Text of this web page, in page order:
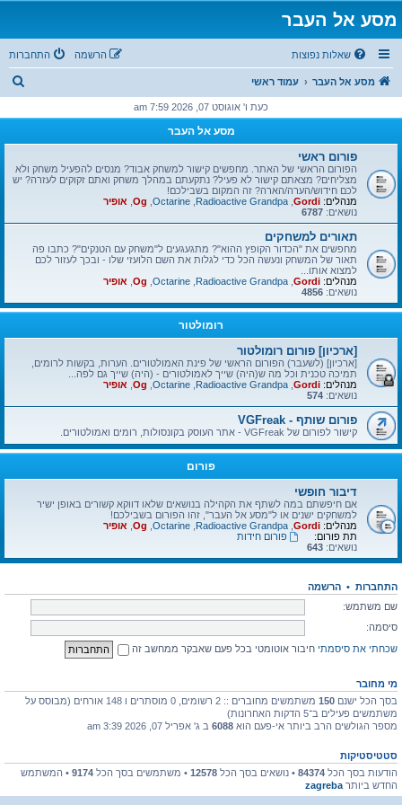
מסע אל העבר
שאלות נפוצות התחברות הרשמה
מסע אל העבר עמוד ראשי
ו
כעת ו' אוגוסט 07, 2026 7:59 am
מסע אל העבר
פורום ראשי
הפורום הראשי של האתר. מחפשים קישור למשחק אבוד? מנסים להפעיל משחק ולא
מצליחים? מצאתם קישור לא פעיל? נתקעתם במהלך משחק ואתם זקוקים לעזרה? יש
לכם חידוש/הערה/הארה? זה המקום בשבילכם!
מנהלים: Gordi
Radioactive Grandpa
Octarine
Og אופיר
נושאים: 6787
תאורים למשחקים
מחפשים את "הכדור הקופץ ההוא"? מתגעגעים ל"משחק עם הטנקים"? כתבו פה
תאור של המשחק ונעשה הכל כדי לגלות את השם הלועזי שלו - ובכך לעזור לכם
למצוא אותו...
מנהלים: Gordi
Radioactive Grandpa
Octarine
Og אופיר
נושאים: 4856
רומולטור
[ארכיון] פורום רומולטור
[ארכיון] (לשעבר) הפורום הראשי של פינת האמולטורים. הערות, בקשות לרומים,
תמיכה טכנית וכל מה ש(היה) שייך לאמולטורים - (היה) שייך גם לפה...
מנהלים: Gordi
Radioactive Grandpa
Octarine
Og אופיר
נושאים: 574
פורום שותף - VGFreak
קישור לפורום של VGFreak - אתר העוסק בקונסולות, רומים ואמולטורים.
פורום
דיבור חופשי
אם חיפשתם במה לשתף את הקהילה בנושאים שלאו דווקא קשורים באופן ישיר
למשחקים ישנים או ל"מסע אל העבר", זהו הפורום בשבילכם!
מנהלים: Gordi
Radioactive Grandpa
Octarine
Og אופיר
תת פורום:
פורום חידות
נושאים: 643
התחברות • הרשמה
שם משתמש:
סיסמה:
שכחתי את סיסמתי חיבור אוטומטי בכל פעם שאבקר ממחשב זה
מי מחובר
בסך הכל ישנם 150
משתמשים מחוברים :: 2 רשומים, 0 מוסתרים ו 148 אורחים (מבוסס על
משתמשים פעילים ב־5 הדקות האחרונות)
מספר הגולשים הרב ביותר אי-פעם הוא 6088 ב ג' אפריל 07, 2026 3:39 am
סטטיסטיקות
הודעות בסך הכל 84374 • נושאים בסך הכל 12578 • משתמשים בסך הכל 9174 • המשתמש
החדש ביותר zagreba